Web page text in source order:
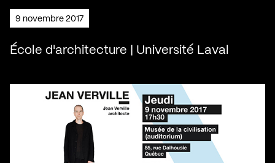
9 novembre 2017
École d'architecture | Université Laval